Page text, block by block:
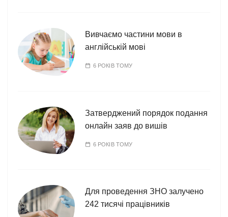
Вивчаємо частини мови в
англійській мові
6 РОКІВ ТОМУ
Затверджений порядок подання
онлайн заяв до вишів
6 РОКІВ ТОМУ
Для проведення ЗНО залучено
242 тисячі працівників